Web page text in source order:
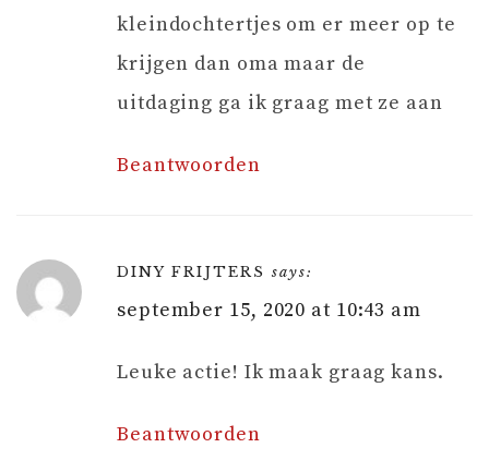
kleindochtertjes om er meer op te
krijgen dan oma maar de
uitdaging ga ik graag met ze aan
Beantwoorden
DINY FRIJTERS says:
september 15, 2020 at 10:43 am
Leuke actie! Ik maak graag kans.
Beantwoorden